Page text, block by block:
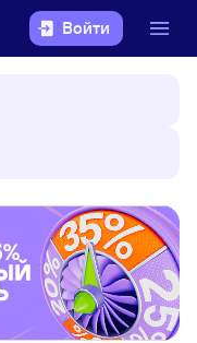
Войти